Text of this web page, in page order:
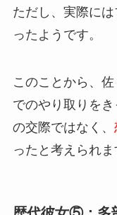
ただし、実際に
ったようです。
このことから、
でのやり取りを
の交際ではなく、
ったと考えられま